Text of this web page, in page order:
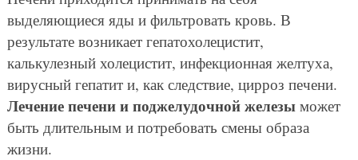
выделяющиеся яды и фильтровать кровь. В
результате возникает гепатохолецистит,
калькулезный холецистит, инфекционная желтуха,
вирусный гепатит и, как следствие, цирроз печени.
Лечение печени и поджелудочной железыможет
быть длительным и потребовать смены образа
жизни.